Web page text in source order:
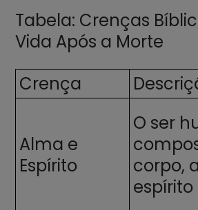
Tabela: Crenças
Vida Após a Morte
Crença
Alma e
Espírito
O ser
corpo,
espírito